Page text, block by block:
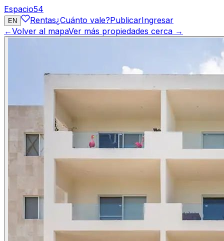
Espacio54
EN Rentas¿Cuánto vale?PublicarIngresar
←Volver al mapaVer más propiedades cerca →